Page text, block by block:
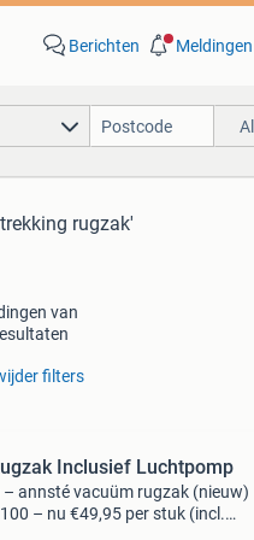
Berichten Meldingen
rugzak'
van
filters
Inclusief Luchtpomp
– annsté vacuüm rugzak (nieuw)
– nu €49,95 per stuk (incl.